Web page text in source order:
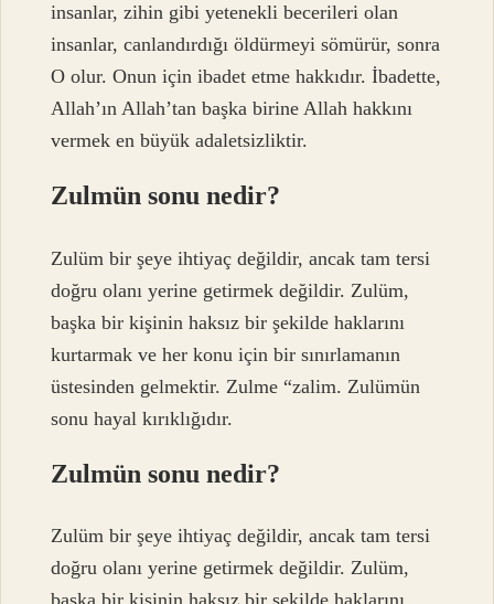
insanlar, zihin gibi yetenekli becerileri olan
insanlar, canlandırdığı öldürmeyi sömürür, sonra
O olur. Onun için ibadet etme hakkıdır. İbadette,
Allah’ın Allah’tan başka birine Allah hakkını
vermek en büyük adaletsizliktir.
Zulmün sonu nedir?
Zulüm bir şeye ihtiyaç değildir, ancak tam tersi
doğru olanı yerine getirmek değildir. Zulüm,
başka bir kişinin haksız bir şekilde haklarını
kurtarmak ve her konu için bir sınırlamanın
üstesinden gelmektir. Zulme “zalim. Zulümün
sonu hayal kırıklığıdır.
Zulmün sonu nedir?
Zulüm bir şeye ihtiyaç değildir, ancak tam tersi
doğru olanı yerine getirmek değildir. Zulüm,
başka bir kişinin haksız bir şekilde haklarını